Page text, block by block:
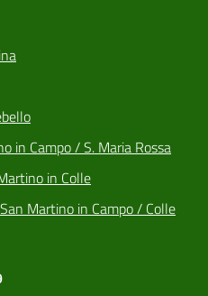
in Campo / S. Maria Rossa
in Colle
Martino in Campo / Colle